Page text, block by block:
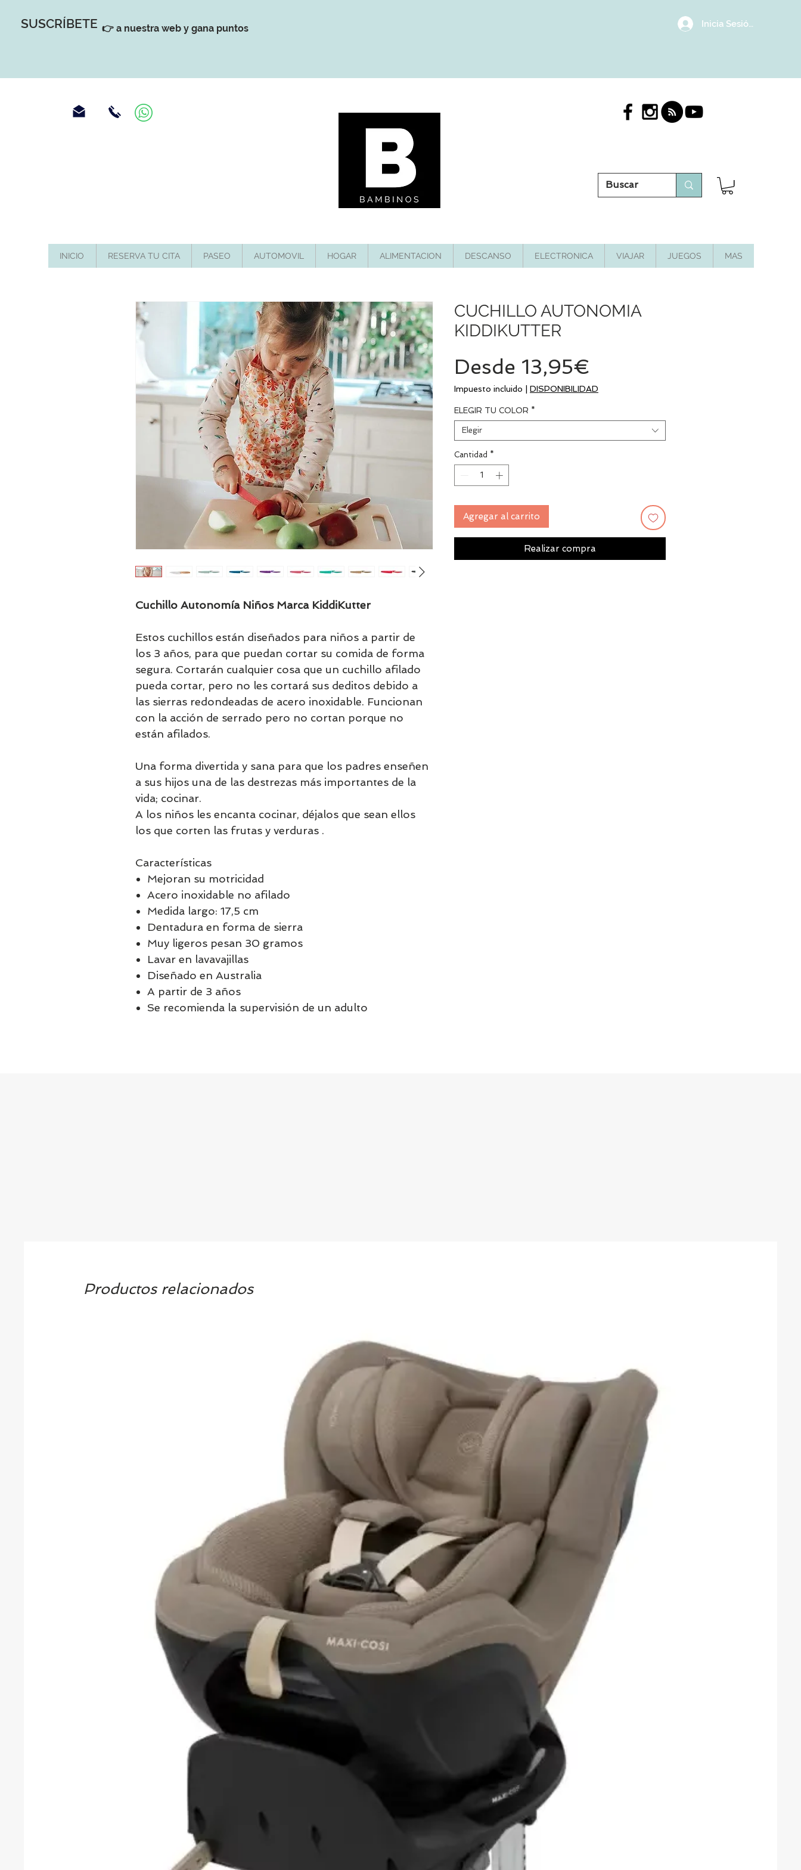
SUSCRÍBETE 👉 a nuestra web y gana puntos Inicia Sesión/
INICIO RESERVA TU CITA PASEO AUTOMOVIL HOGAR ALIMENTACION DESCANSO ELECTRONICA VIAJAR JUEGOS MAS
Cuchillo Autonomía Niños Marca KiddiKutter
Estos cuchillos están diseñados para niños a partir de
los 3 años, para que puedan cortar su comida de forma
segura. Cortarán cualquier cosa que un cuchillo afilado
pueda cortar, pero no les cortará sus deditos debido a
las sierras redondeadas de acero inoxidable. Funcionan
con la acción de serrado pero no cortan porque no
están afilados.
Una forma divertida y sana para que los padres enseñen
a sus hijos una de las destrezas más importantes de la
vida; cocinar.
A los niños les encanta cocinar, déjalos que sean ellos
los que corten las frutas y verduras .
Características
Mejoran su motricidad
Acero inoxidable no afilado
Medida largo: 17,5 cm
Dentadura en forma de sierra
Muy ligeros pesan 30 gramos
Lavar en lavavajillas
Diseñado en Australia
A partir de 3 años
Se recomienda la supervisión de un adulto
CUCHILLO AUTONOMIA
KIDDIKUTTER
Desde 13,95€
de
oferta
Impuesto incluido DISPONIBILIDAD
ELEGIR TU COLOR *
Elegir
Cantidad *
Agregar al carrito
Realizar compra
Productos relacionados